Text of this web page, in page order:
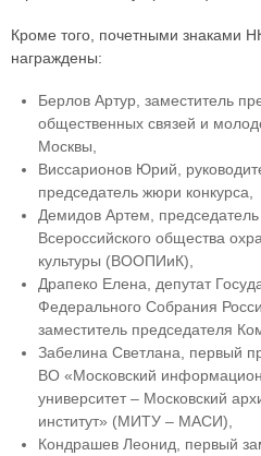
Кроме того, почетными знаками
награждены:
Берлов Артур, заместитель
общественных связей и
Москвы,
Виссарионов Юрий,
председатель жюри конкурса,
Демидов Артем, председатель
Всероссийского общества
культуры (ВООПИиК),
Драпеко Елена, депутат
Федерального Собрания
заместитель председателя
Забелина Светлана, первый
ВО «Московский
университет – Московский
институт» (МИТУ – МАСИ),
Кондрашев Леонид, первый